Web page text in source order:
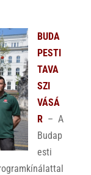
BUDA
PESTI
TAVA
SZI
VÁSÁ
R– A
Budap
esti